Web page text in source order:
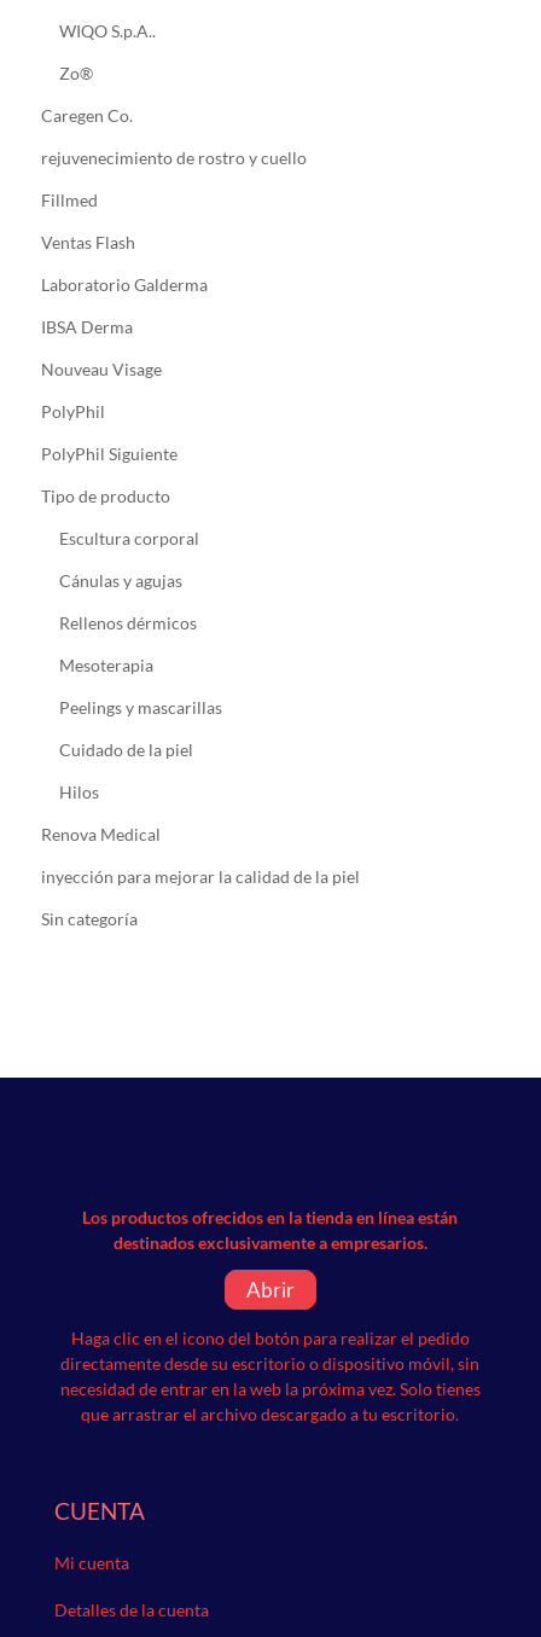
WIQO S.p.A..
Zo®
Caregen Co.
rejuvenecimiento de rostro y cuello
Fillmed
Ventas Flash
Laboratorio Galderma
IBSA Derma
Nouveau Visage
PolyPhil
PolyPhil Siguiente
Tipo de producto
Escultura corporal
Cánulas y agujas
Rellenos dérmicos
Mesoterapia
Peelings y mascarillas
Cuidado de la piel
Hilos
Renova Medical
inyección para mejorar la calidad de la piel
Sin categoría
Los productos ofrecidos en la tienda en línea están
destinados exclusivamente a empresarios.
Abrir
Haga clic en el icono del botón para realizar el pedido
directamente desde su escritorio o dispositivo móvil, sin
necesidad de entrar en la web la próxima vez.Solo tienes
que arrastrar el archivo descargado a tu escritorio.
CUENTA
Mi cuenta
Detalles de la cuenta